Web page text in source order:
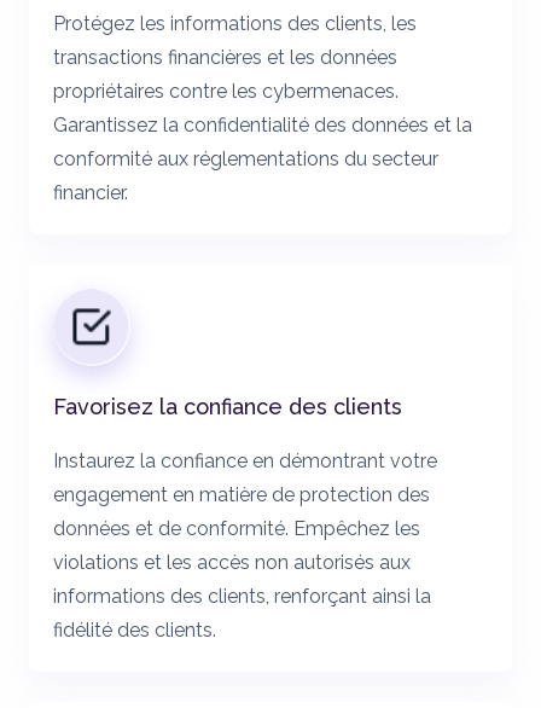
Protégez les informations des clients, les
transactions financières et les données
propriétaires contre les cybermenaces.
Garantissez la confidentialité des données et la
conformité aux réglementations du secteur
financier.
Favorisez la confiance des clients
Instaurez la confiance en démontrant votre
engagement en matière de protection des
données et de conformité. Empêchez les
violations et les accès non autorisés aux
informations des clients, renforçant ainsi la
fidélité des clients.